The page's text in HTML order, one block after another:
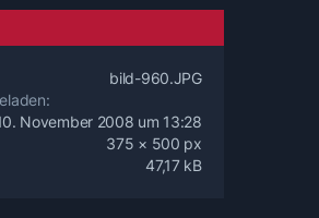
bild-960.JPG
November 2008 um 13:28
375 × 500 px
47,17 kB